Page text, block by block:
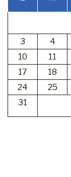
3
4
10
11
17
18
24
25
31